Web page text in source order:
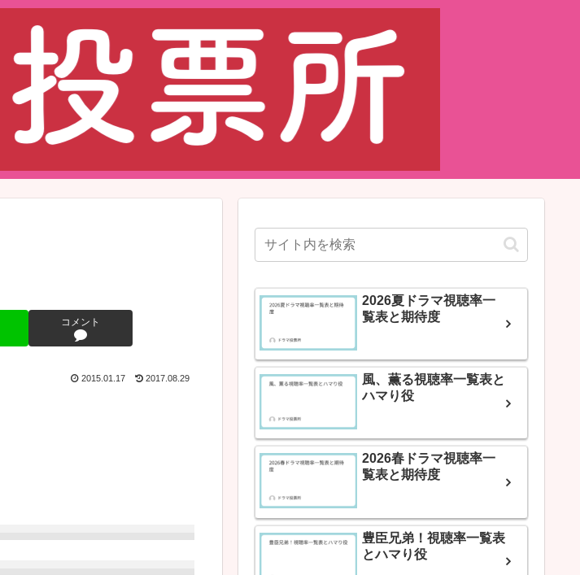
コメント
2015.01.17 2017.08.29
2026夏ドラマ視聴率一
覧表と期待度
風、薫る視聴率一覧表と
ハマり役
2026春ドラマ視聴率一
覧表と期待度
豊臣兄弟！視聴率一覧表
とハマり役